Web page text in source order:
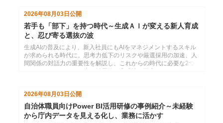
2026年08月03日 公開
若手も「部下」を持つ時代～生成ＡＩが変える新人育成
と、忍び寄る選抜の波
生成AIの普及により、新入社員にもAIをマネジメントするスキル
が求められる時代に。思考力低下のリスクや厳選採用の加速、人
間関係の対話力の重要性を解説し、これからの時代に必要な2つ
2026年08月03日公開
自治体職員向けPower BI活用研修の事例紹介～未経験
から庁内データを見える化し、業務に活かす